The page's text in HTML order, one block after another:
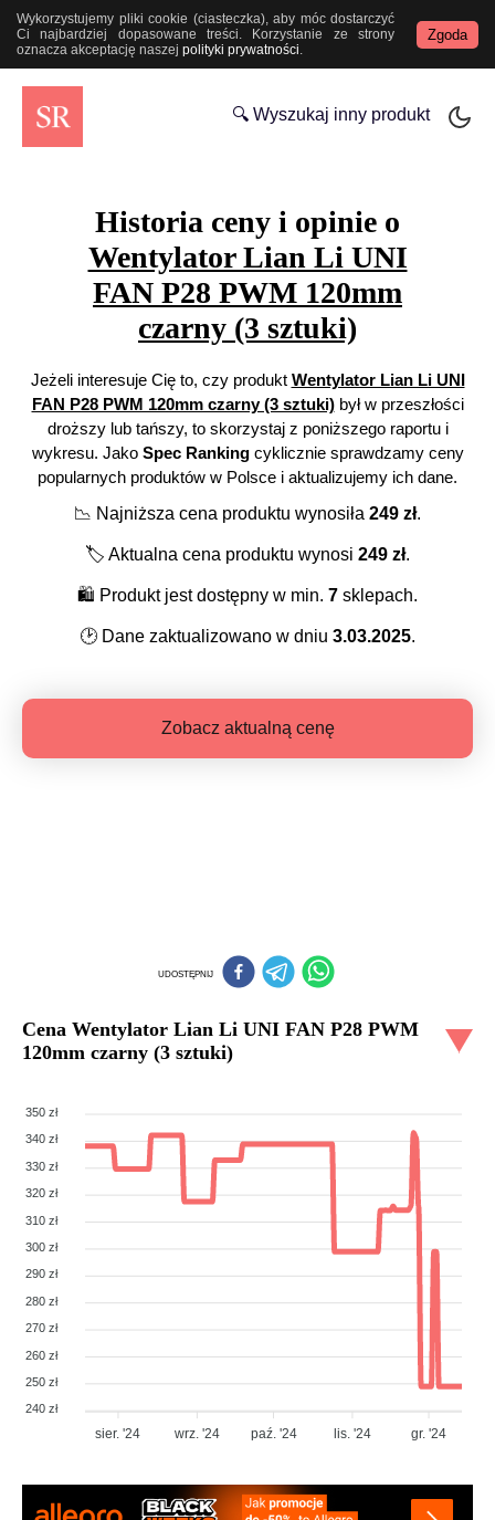
Wykorzystujemy pliki cookie (ciasteczka), aby móc dostarczyć
Ci najbardziej dopasowane treści. Korzystanie ze strony
oznacza akceptację naszej polityki prywatności.
Zgoda
🔍 Wyszukaj inny produkt
Historia ceny i opinie o
Wentylator Lian Li UNI
FAN P28 PWM 120mm
czarny (3 sztuki)
Jeżeli interesuje Cię to, czy produkt Wentylator Lian Li UNI
FAN P28 PWM 120mm czarny (3 sztuki)był w przeszłości
droższy lub tańszy, to skorzystaj z poniższego raportu i
wykresu. Jako Spec Rankingcyklicznie sprawdzamy ceny
popularnych produktów w Polsce i aktualizujemy ich dane.
📉 Najniższa cena produktu wynosiła 249 zł.
🏷️ Aktualna cena produktu wynosi 249 zł.
🛍️ Produkt jest dostępny w min. 7 sklepach.
🕑 Dane zaktualizowano w dniu 3.03.2025.
Zobacz aktualną cenę
UDOSTĘPNIJ
Cena Wentylator Lian Li UNI FAN P28 PWM
120mm czarny (3 sztuki)
350 zł
340 zł
330 zł
320 zł
310 zł
300 zł
290 zł
280 zł
270 zł
260 zł
250 zł
240 zł
sier. '24 wrz. '24 paź. '24 lis. '24 gr. '24